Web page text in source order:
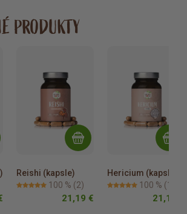
PRODUKTY
Reishi (kapsle)
100 % (2)
21,19 €
Hericium (kapsle)
100 % (1)
21,19 €